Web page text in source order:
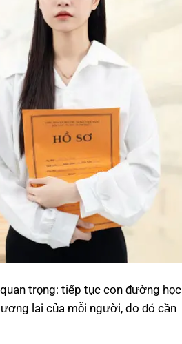
trọng: tiếp tục con đường học
lai của mỗi người, do đó cần